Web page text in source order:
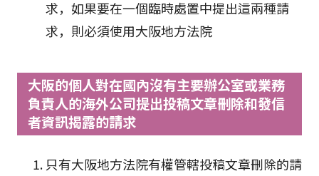
求，如果要在一個臨時處置中提出這兩種請
求，則必須使用大阪地方法院
大阪的個人對在國內沒有主要辦公室或業務
負責人的海外公司提出投稿文章刪除和發信
者資訊揭露的請求
只有大阪地方法院有權管轄投稿文章刪除的請